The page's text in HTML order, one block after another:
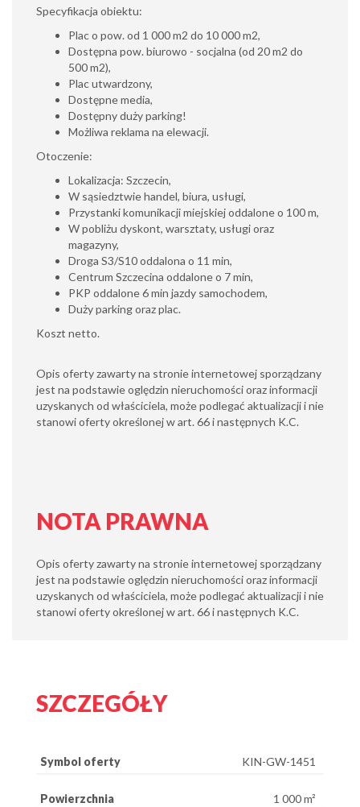
Specyfikacja obiektu:
Plac o pow. od 1 000 m2 do 10 000 m2,
Dostępna pow. biurowo - socjalna (od 20 m2 do
500 m2),
Plac utwardzony,
Dostępne media,
Dostępny duży parking!
Możliwa reklama na elewacji.
Otoczenie:
Lokalizacja: Szczecin,
W sąsiedztwie handel, biura, usługi,
Przystanki komunikacji miejskiej oddalone o 100 m,
W pobliżu dyskont, warsztaty, usługi oraz
magazyny,
Droga S3/S10 oddalona o 11 min,
Centrum Szczecina oddalone o 7 min,
PKP oddalone 6 min jazdy samochodem,
Duży parking oraz plac.
Koszt netto.
Opis oferty zawarty na stronie internetowej sporządzany
jest na podstawie oględzin nieruchomości oraz informacji
uzyskanych od właściciela, może podlegać aktualizacji i nie
stanowi oferty określonej w art. 66 i następnych K.C.
NOTA PRAWNA
Opis oferty zawarty na stronie internetowej sporządzany
jest na podstawie oględzin nieruchomości oraz informacji
uzyskanych od właściciela, może podlegać aktualizacji i nie
stanowi oferty określonej w art. 66 i następnych K.C.
SZCZEGÓŁY
Symbol oferty KIN-GW-1451
Powierzchnia 1 000 m²